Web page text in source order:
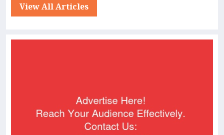
View All Articles